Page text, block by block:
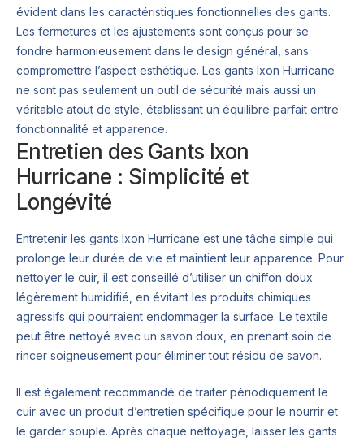
évident dans les caractéristiques fonctionnelles des gants.
Les fermetures et les ajustements sont conçus pour se
fondre harmonieusement dans le design général, sans
compromettre l’aspect esthétique. Les gants Ixon Hurricane
ne sont pas seulement un outil de sécurité mais aussi un
véritable atout de style, établissant un équilibre parfait entre
fonctionnalité et apparence.
Entretien des Gants Ixon
Hurricane : Simplicité et
Longévité
Entretenir les gants Ixon Hurricane est une tâche simple qui
prolonge leur durée de vie et maintient leur apparence. Pour
nettoyer le cuir, il est conseillé d’utiliser un chiffon doux
légèrement humidifié, en évitant les produits chimiques
agressifs qui pourraient endommager la surface. Le textile
peut être nettoyé avec un savon doux, en prenant soin de
rincer soigneusement pour éliminer tout résidu de savon.
Il est également recommandé de traiter périodiquement le
cuir avec un produit d’entretien spécifique pour le nourrir et
le garder souple. Après chaque nettoyage, laisser les gants